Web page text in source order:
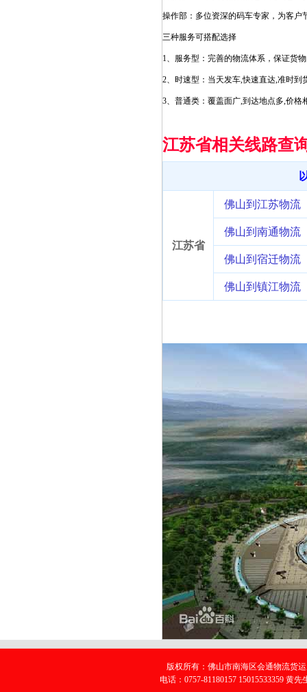
操作部：多位资深的码车专家，为客户
三种服务可搭配选择
1、服务型：完善的物流体系，保证货
2、时速型：当天发车,快速直达,准时到
3、普通类：覆盖面广,到达地点多,价格
江苏省相关线路查
江苏省
佛山到江苏物流
佛山到南通物流
佛山到宿迁物流
佛山到镇江物流
版权所有：佛山市南海区会通物流货
电话：0757-81180157 15015533359 黄